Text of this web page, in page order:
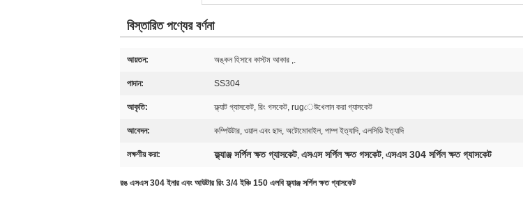
বিস্তারিত পণ্যের বর্ণনা
আয়তন: অঙ্কন হিসাবে কাস্টম আকার ,.
পাদান: SS304
আকৃতি: ফ্ল্যাট গ্যাসকেট, রিং গসকেট, rugেউখেলান করা গ্যাসকেট
আবেদন: কম্পিউটার, ওয়াল এবং ছাদ, অটোমোবাইল, পাম্প ইত্যাদি, এলসিডি ইত্যাদি
লক্ষণীয় করা: ফ্ল্যাঞ্জ সর্পিল ক্ষত গ্যাসকেট, এসএস সর্পিল ক্ষত গসকেট, এসএস 304 সর্পিল ক্ষত গ্যাসকেট
রঙ এসএস 304 ইনার এবং আউটার রিং 3/4 ইঞ্চি 150 এলবি ফ্ল্যাঞ্জ সর্পিল ক্ষত গ্যাসকেট